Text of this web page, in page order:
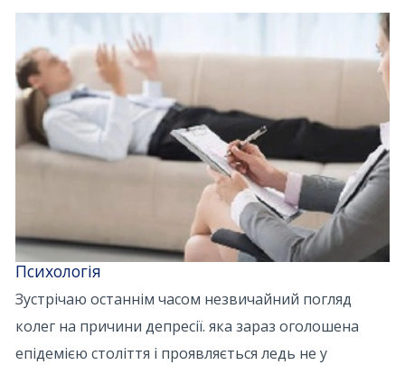
Психологія
Зустрічаю останнім часом незвичайний погляд
колег на причини депресії. яка зараз оголошена
епідемією століття і проявляється ледь не у